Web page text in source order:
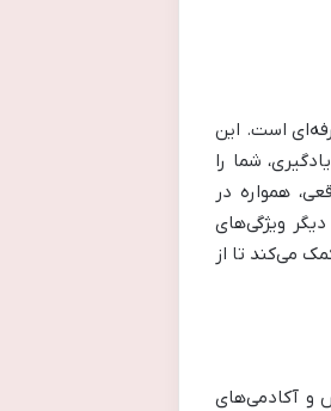
است. این
شما را
همواره در
ویژگی‌های
می‌کند تا از
و آکادمی‌های